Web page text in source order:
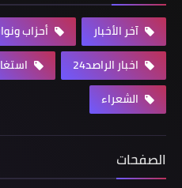
آخر الأخبار أحزاب
اخبار الراصد24
الشعراء
الصفحات